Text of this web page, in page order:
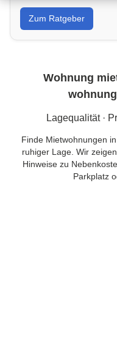
Von Wandfarbe bis
und
Zum Ratgeber
Wohnung
Lagequalität ·
Finde Mietwohnungen
ruhiger Lage. Wir
Hinweise zu
Parkplatz